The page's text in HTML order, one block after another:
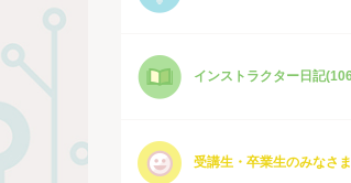
インストラクター日記
受講生・卒業生のみなさ